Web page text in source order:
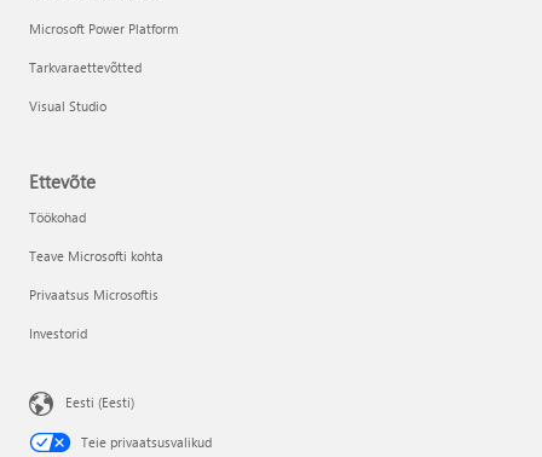
Microsoft Power Platform
Tarkvaraettevõtted
Visual Studio
Ettevõte
Töökohad
Teave Microsofti kohta
Privaatsus Microsoftis
Investorid
Eesti (Eesti)
Teie privaatsusvalikud